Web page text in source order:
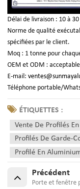
Délai de livraison : 10 à
Norme de qualité
spécifiées par le client.
Moq : 1 tonne pour
OEM et ODM : acceptable
E-mail:
Téléphone portable/
ÉTIQUETTES :
Vente De Profilés
Profilés De Garde-
Profilé En
Précédent
Porte et fenêtre